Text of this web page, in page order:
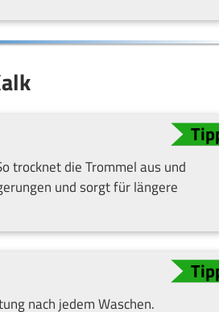
trocknet die Trommel aus und
und sorgt für längere
nach jedem Waschen.